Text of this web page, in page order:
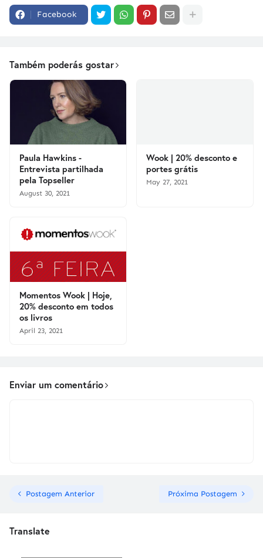
Facebook
Também poderás gostar
Paula Hawkins -
Entrevista partilhada
pela Topseller
August 30, 2021
Wook | 20% desconto e
portes grátis
May 27, 2021
Momentos Wook | Hoje,
20% desconto em todos
os livros
April 23, 2021
Enviar um comentário
Postagem Anterior Próxima Postagem
Translate